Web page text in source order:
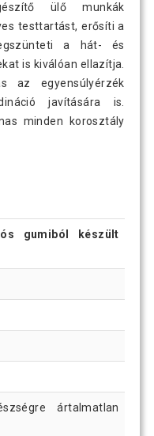
ülő munkák
testtartást, erősíti a
a hát- és
is kiválóan ellazítja.
az egyensúlyérzék
javítására is.
minden korosztály
gumiból készült
ártalmatlan